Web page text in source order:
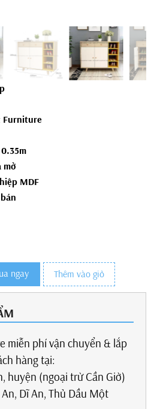
Furniture
0.35m
mở
MDF
ngay Thêm vào giỏ
miễn phí vận chuyển & lắp
hàng tại:
huyện (ngoại trừ Cần Giờ)
Dĩ An, Thủ Dầu Một